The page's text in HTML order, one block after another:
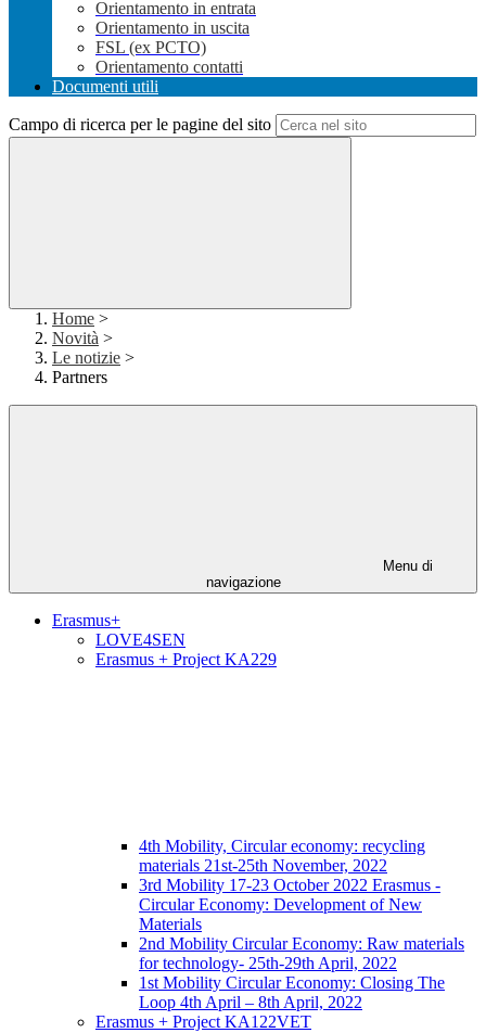
Orientamento in entrata
Orientamento in uscita
FSL (ex PCTO)
Orientamento contatti
Documenti utili
Campo di ricerca per le pagine del sito
Home >
Novità >
Le notizie >
Partners
Menu di
navigazione
Erasmus+
LOVE4SEN
Erasmus + Project KA229
4th Mobility, Circular economy: recycling
materials 21st-25th November, 2022
3rd Mobility 17-23 October 2022 Erasmus -
Circular Economy: Development of New
Materials
2nd Mobility Circular Economy: Raw materials
for technology- 25th-29th April, 2022
1st Mobility Circular Economy: Closing The
Loop 4th April – 8th April, 2022
Erasmus + Project KA122VET